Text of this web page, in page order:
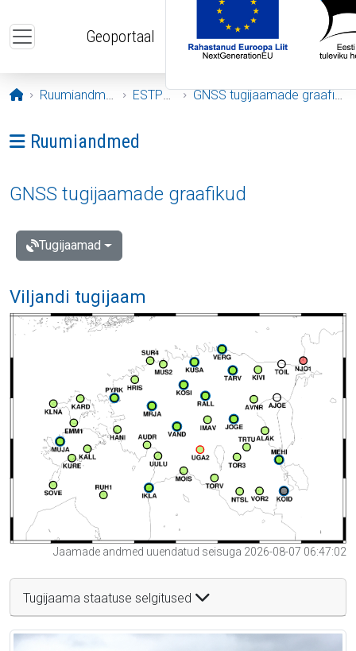
Geoportaal
Avaleht
Ruumiandmed ESTPOS GNSS tugijaamade graafikud
Ava menüü: Ruumiandmed
Ruumiandmed
GNSS tugijaamade graafikud
Tugijaamad
Viljandi tugijaam
Jaamade andmed uuendatud seisuga 2026-08-07 06:47:02
Tugijaama staatuse selgitused